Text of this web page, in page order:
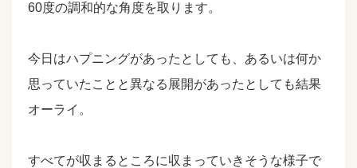
60度の調和的な角度を取ります。
今日はハプニングがあったとしても、あるいは何か
思っていたことと異なる展開があったとしても結果
オーライ。
すべてが収まるところに収まっていきそうな様子で